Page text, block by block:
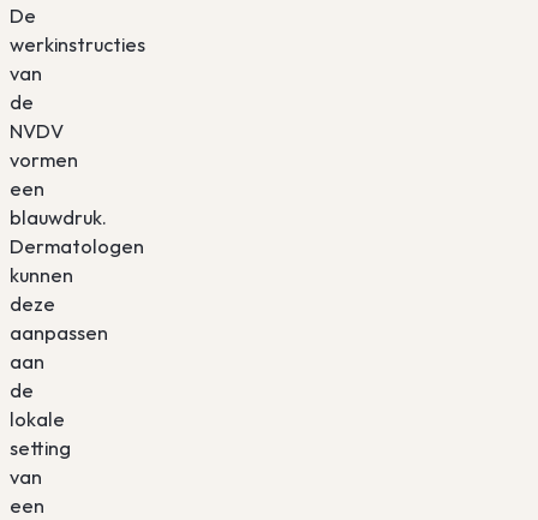
De
werkinstructies
van
de
NVDV
vormen
een
blauwdruk.
Dermatologen
kunnen
deze
aanpassen
aan
de
lokale
setting
van
een